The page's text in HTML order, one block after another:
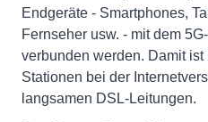
Endgeräte - Smartphones,
Fernseher usw. - mit dem
verbunden werden. Damit ist
Stationen bei der
langsamen DSL-Leitungen.